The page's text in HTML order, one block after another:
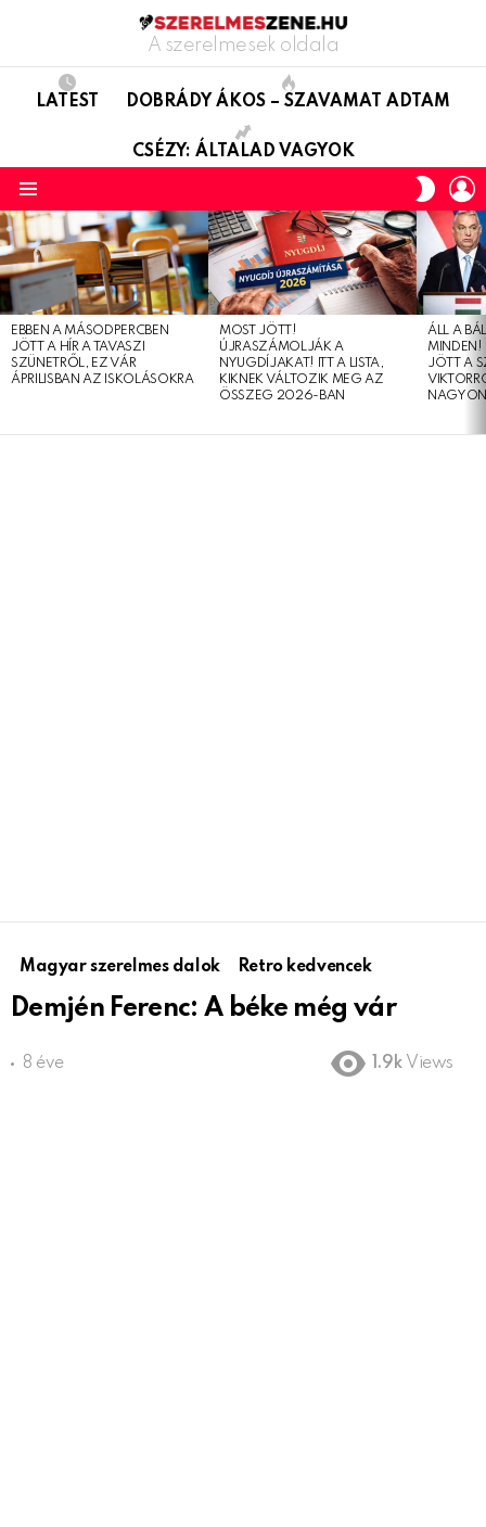
A szerelmesek oldala
LATEST DOBRÁDY ÁKOS – SZAVAMAT ADTAM
CSÉZY: ÁLTALAD VAGYOK
SKIN
LATEST
STORIES
EBBEN A MÁSODPERCBEN
JÖTT A HÍR A TAVASZI
SZÜNETRŐL, EZ VÁR
ÁPRILISBAN AZ ISKOLÁSOKRA
MOST JÖTT!
ÚJRASZÁMOLJÁK A
NYUGDÍJAKAT! ITT A LISTA,
KIKNEK VÁLTOZIK MEG AZ
ÖSSZEG 2026-BAN
ÁLL A
MINDEN!
JÖTT A
Magyar szerelmes dalok Retro kedvencek
Demjén Ferenc: A béke még vár
8 éve 1.9k Views